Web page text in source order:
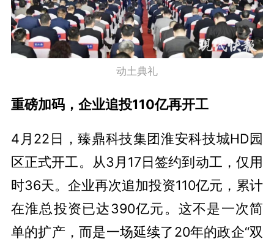
动土典礼
重磅加码，企业追投110亿再开工
4月22日，臻鼎科技集团淮安科技城HD园
区正式开工。从3月17日签约到动工，仅用
时36天。企业再次追加投资110亿元，累计
在淮总投资已达390亿元。这不是一次简
单的扩产，而是一场延续了20年的政企“双